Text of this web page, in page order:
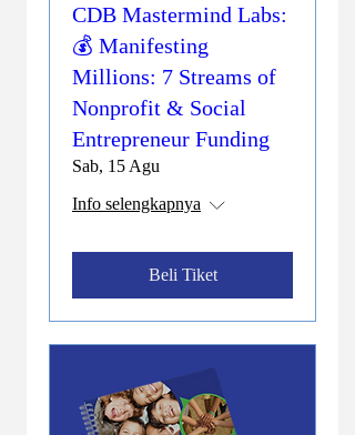
CDB Mastermind Labs:
💰 Manifesting
Millions: 7 Streams of
Nonprofit & Social
Entrepreneur Funding
Sab, 15 Agu
Info selengkapnya
Beli Tiket